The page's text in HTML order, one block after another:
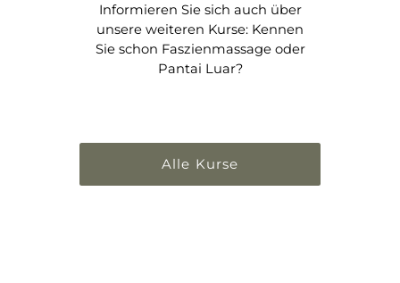
Informieren Sie sich auch über
unsere weiteren Kurse: Kennen
Sie schon Faszienmassage oder
Pantai Luar?
Alle Kurse